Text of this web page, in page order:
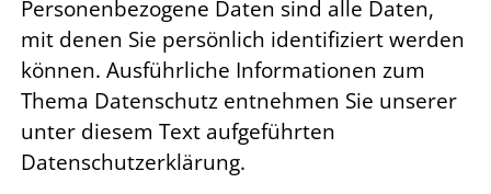
Personenbezogene Daten sind alle Daten,
mit denen Sie persönlich identifiziert werden
können. Ausführliche Informationen zum
Thema Datenschutz entnehmen Sie unserer
unter diesem Text aufgeführten
Datenschutzerklärung.